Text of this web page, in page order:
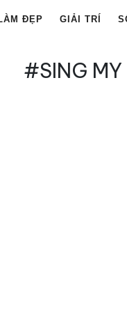
ĐẸP GIẢI TRÍ
#SING